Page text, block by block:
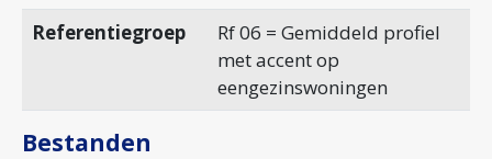
Referentiegroep
Rf 06 = Gemiddeld profiel
met accent op
eengezinswoningen
Bestanden